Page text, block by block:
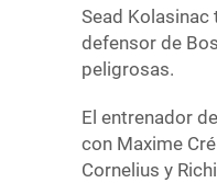
Sead Kolasinac
defensor de
peligrosas.
El entrenador
con Maxime
Cornelius y